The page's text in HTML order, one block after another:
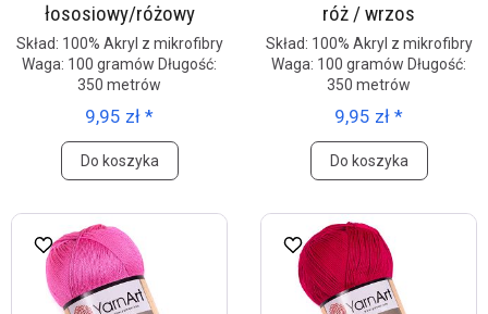
łososiowy/różowy
Skład: 100% Akryl z mikrofibry
Waga: 100 gramów Długość:
350 metrów
9,95 zł *
Do koszyka
róż / wrzos
Skład: 100% Akryl z mikrofibry
Waga: 100 gramów Długość:
350 metrów
9,95 zł *
Do koszyka